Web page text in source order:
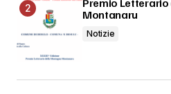
Montanaru
Notizie